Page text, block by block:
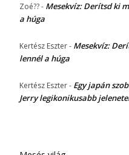
Zoé??- Mesekvíz: Derítsd ki
a húga
Kertész Eszter- Mesekvíz:
lennél a húga
Kertész Eszter- Egy japán
Jerry legikonikusabb